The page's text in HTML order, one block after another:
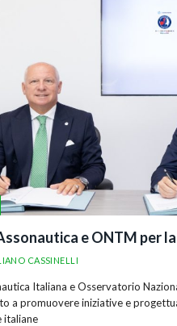
e ONTM per
CASSINELLI
Italiana e Osservatorio
a promuovere iniziative e
italiane